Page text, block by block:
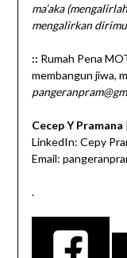
ma’aka
mengalirkan
:: Rumah Pena
membangun jiwa,
Cecep Y Pramana
LinkedIn: Cepy
Email:
.